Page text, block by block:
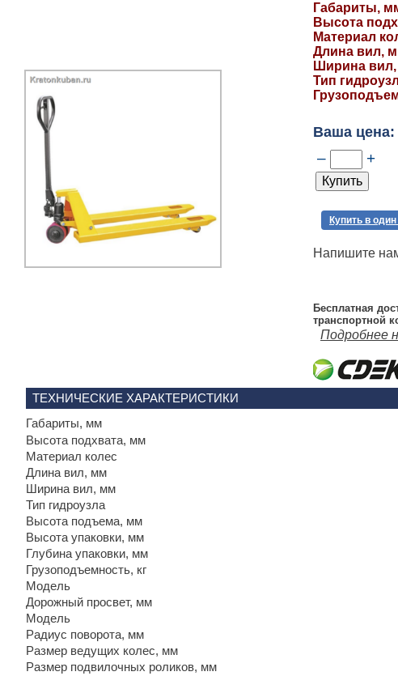
Габариты,
Высота
Материал
Длина вил,
Ширина
Тип
Ваша цена:
– +
Купить в
Напишите
Бесплатная
транспортной
Подробнее
ТЕХНИЧЕСКИЕ ХАРАКТЕРИСТИКИ
Габариты, мм
Высота подхвата, мм
Материал колес
Длина вил, мм
Ширина вил, мм
Тип гидроузла
Высота подъема, мм
Высота упаковки, мм
Глубина упаковки, мм
Грузоподъемность, кг
Модель
Дорожный просвет, мм
Модель
Радиус поворота, мм
Размер ведущих колес, мм
Размер подвилочных роликов, мм